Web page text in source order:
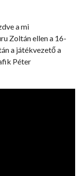
a mi
Zoltán ellen a 16-
a játékvezető a
Péter